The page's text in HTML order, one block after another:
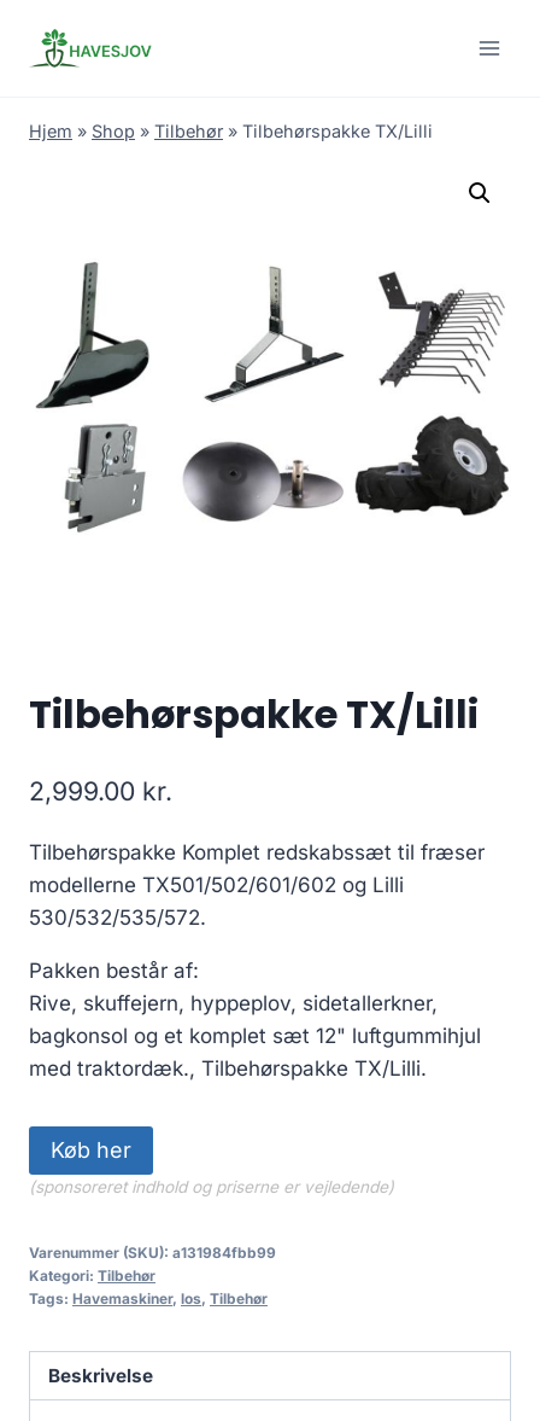
Hjem » Shop » Tilbehør » Tilbehørspakke TX/Lilli
Tilbehørspakke TX/Lilli
2,999.00 kr.
Tilbehørspakke Komplet redskabssæt til fræser
modellerne TX501/502/601/602 og Lilli
530/532/535/572.
Pakken består af:
Rive, skuffejern, hyppeplov, sidetallerkner,
bagkonsol og et komplet sæt 12" luftgummihjul
med traktordæk., Tilbehørspakke TX/Lilli.
Køb her
(sponsoreret indhold og priserne er vejledende)
Varenummer (SKU): a131984fbb99
Kategori: Tilbehør
Tags: Havemaskiner, los, Tilbehør
Beskrivelse